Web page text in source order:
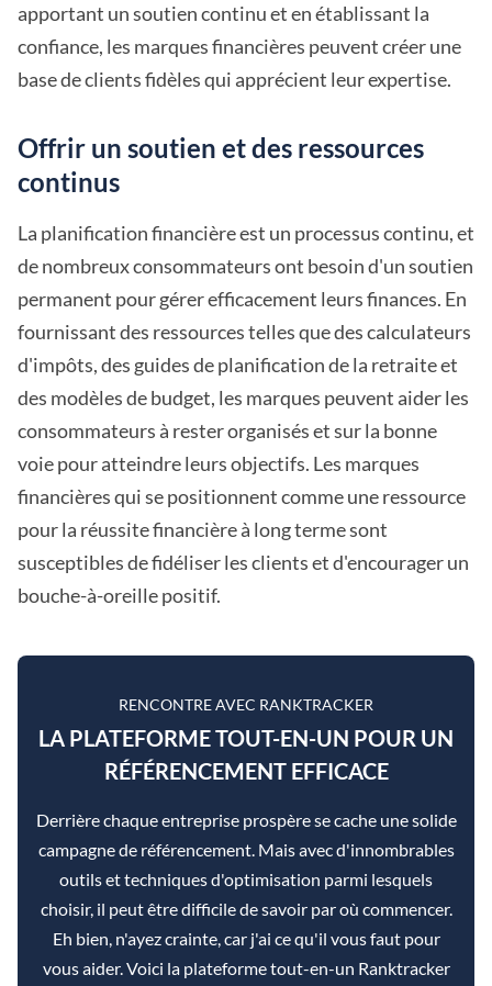
apportant un soutien continu et en établissant la
confiance, les marques financières peuvent créer une
base de clients fidèles qui apprécient leur expertise.
Offrir un soutien et des ressources
continus
La planification financière est un processus continu, et
de nombreux consommateurs ont besoin d'un soutien
permanent pour gérer efficacement leurs finances. En
fournissant des ressources telles que des calculateurs
d'impôts, des guides de planification de la retraite et
des modèles de budget, les marques peuvent aider les
consommateurs à rester organisés et sur la bonne
voie pour atteindre leurs objectifs. Les marques
financières qui se positionnent comme une ressource
pour la réussite financière à long terme sont
susceptibles de fidéliser les clients et d'encourager un
bouche-à-oreille positif.
RENCONTRE AVEC RANKTRACKER
LA PLATEFORME TOUT-EN-UN POUR UN
RÉFÉRENCEMENT EFFICACE
Derrière chaque entreprise prospère se cache une solide
campagne de référencement. Mais avec d'innombrables
outils et techniques d'optimisation parmi lesquels
choisir, il peut être difficile de savoir par où commencer.
Eh bien, n'ayez crainte, car j'ai ce qu'il vous faut pour
vous aider. Voici la plateforme tout-en-un Ranktracker